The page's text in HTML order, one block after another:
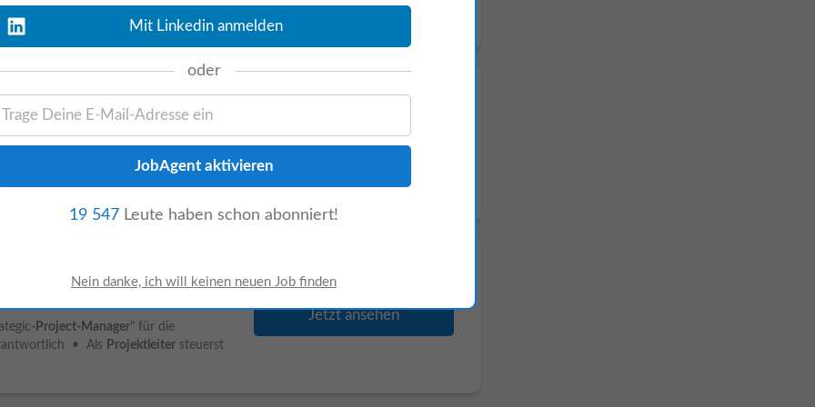
gestern
IT und Engineering entwickeln
Branchen in Österreich. Unser Team
Jetzt ansehen
Project-Manager" für die
• Als Projektleiter steuerst
Jetzt ansehen
Mit Linkedin anmelden
oder
19 547 Leute haben schon abonniert!